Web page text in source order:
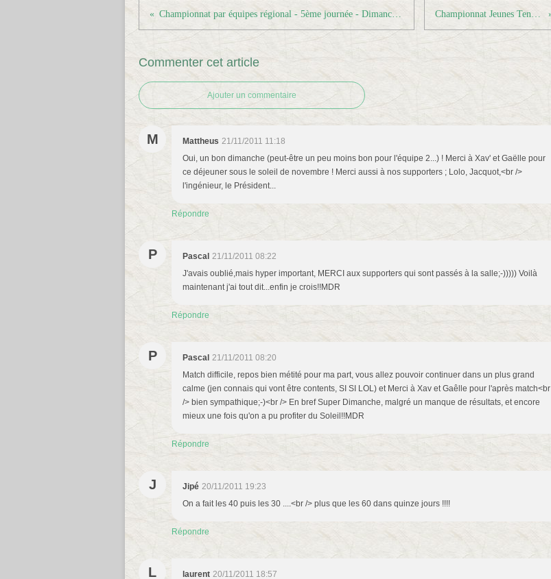
Championnat par équipes régional - 5ème journée - Dimanche 20 Novembre 2011 Championnat Jeunes Tennis de Table
Commenter cet article
Ajouter un commentaire
M Mattheus 21/11/2011 11:18
Oui, un bon dimanche (peut-être un peu moins bon pour l'équipe 2...) ! Merci à Xav' et Gaëlle pour
ce déjeuner sous le soleil de novembre ! Merci aussi à nos supporters ; Lolo, Jacquot,<br />
l'ingénieur, le Président...
Répondre
P Pascal 21/11/2011 08:22
J'avais oublié,mais hyper important, MERCI aux supporters qui sont passés à la salle;-))))) Voilà
maintenant j'ai tout dit...enfin je crois!!MDR
Répondre
P Pascal 21/11/2011 08:20
Match difficile, repos bien métité pour ma part, vous allez pouvoir continuer dans un plus grand
calme (jen connais qui vont être contents, SI SI LOL) et Merci à Xav et Gaêlle pour l'après match<br
/> bien sympathique;-)<br /> En bref Super Dimanche, malgré un manque de résultats, et encore
mieux une fois qu'on a pu profiter du Soleil!!MDR
Répondre
J Jipé 20/11/2011 19:23
On a fait les 40 puis les 30 ....<br /> plus que les 60 dans quinze jours !!!!
Répondre
L laurent 20/11/2011 18:57